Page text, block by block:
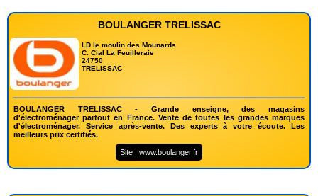
BOULANGER TRELISSAC
LD le moulin des Mounards
C. Cial La Feuilleraie
24750
TRELISSAC
BOULANGER TRELISSAC - Grande enseigne, des magasins
d'électroménager partout en France. Vente de toutes les grandes marques
d'électroménager. Service après-vente. Des experts à votre écoute. Les
meilleurs prix certifiés.
Site : www.boulanger.fr